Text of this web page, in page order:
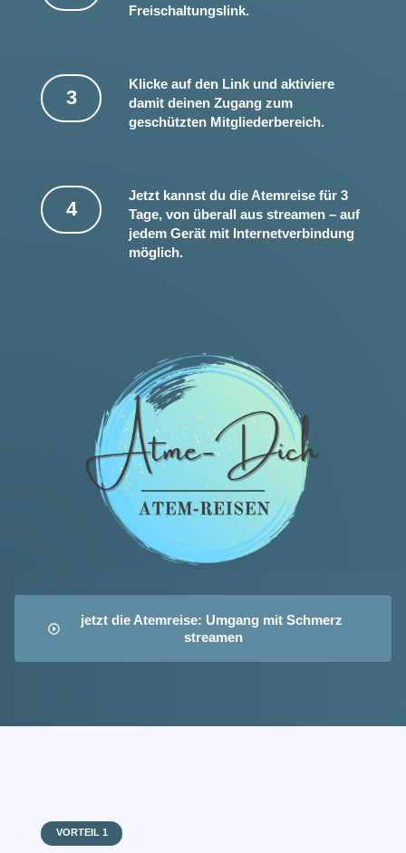
Freischaltungslink.
3
Klicke auf den Link und aktiviere
damit deinen Zugang zum
geschützten Mitgliederbereich.
4
Jetzt kannst du die Atemreise für 3
Tage, von überall aus streamen – auf
jedem Gerät mit Internetverbindung
möglich.
jetzt die Atemreise: Umgang mit Schmerz
streamen
VORTEIL 1